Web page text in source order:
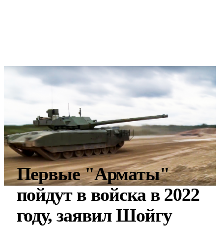
Первые "Арматы"
пойдут в войска в 2022
году, заявил Шойгу